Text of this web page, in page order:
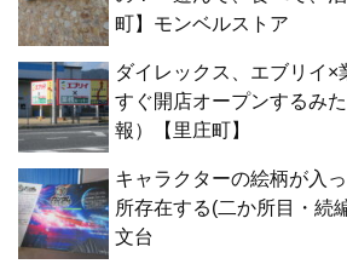
町】モンベルストア
ダイレックス、エブリイ×
すぐ開店オープンするみ
報）【里庄町】
キャラクターの絵柄が入
所存在する(二か所目・続
文台